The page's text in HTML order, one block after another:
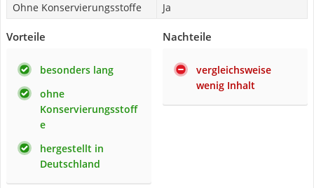
Ohne Konservierungsstoffe
Ja
Vorteile
besonders lang
ohne
Konservierungsstoff
e
hergestellt in
Deutschland
Nachteile
vergleichsweise
wenig Inhalt